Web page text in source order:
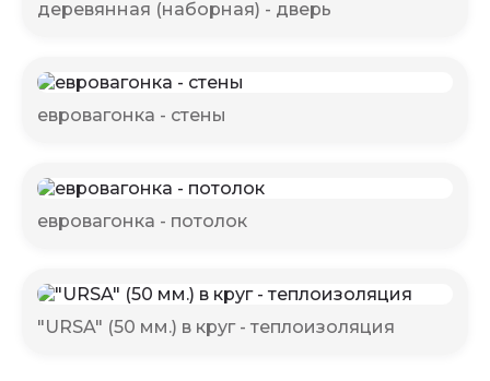
деревянная (наборная) - дверь
евровагонка - стены
евровагонка - потолок
"URSA" (50 мм.) в круг - теплоизоляция